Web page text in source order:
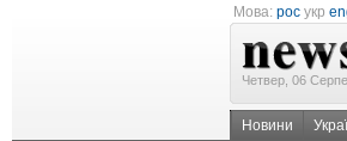
Мова: рос укр
Четвер, 06
Новини